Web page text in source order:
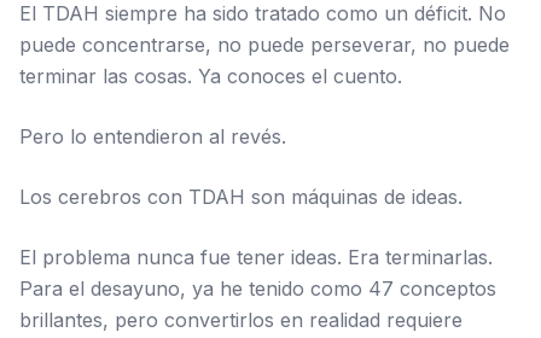
El TDAH siempre ha sido tratado como un déficit. No
puede concentrarse, no puede perseverar, no puede
terminar las cosas. Ya conoces el cuento.
Pero lo entendieron al revés.
Los cerebros con TDAH son máquinas de ideas.
El problema nunca fue tener ideas. Era terminarlas.
Para el desayuno, ya he tenido como 47 conceptos
brillantes, pero convertirlos en realidad requiere